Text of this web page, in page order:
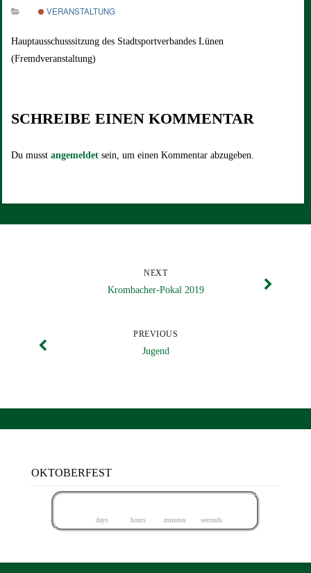
VERANSTALTUNG
Hauptausschusssitzung des Stadtsportverbandes Lünen
(Fremdveranstaltung)
SCHREIBE EINEN KOMMENTAR
Du musstangemeldet sein, um einen Kommentar abzugeben.
NEXT
Krombacher-Pokal 2019
PREVIOUS
Jugend
OKTOBERFEST
days hours minutes seconds